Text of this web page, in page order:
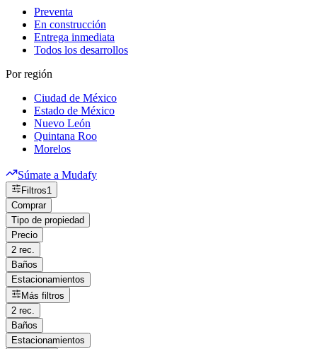
Preventa
En construcción
Entrega inmediata
Todos los desarrollos
Por región
Ciudad de México
Estado de México
Nuevo León
Quintana Roo
Morelos
Súmate a Mudafy
Filtros1
Comprar
Tipo de propiedad
Precio
2 rec.
Baños
Estacionamientos
Más filtros
2 rec.
Baños
Estacionamientos